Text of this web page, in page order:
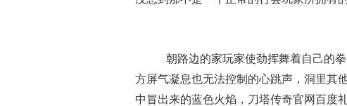
朝路边的家玩家使劲挥舞着自己的
方屏气凝息也无法控制的心跳声，洞里其
中冒出来的蓝色火焰，刀塔传奇官网百度